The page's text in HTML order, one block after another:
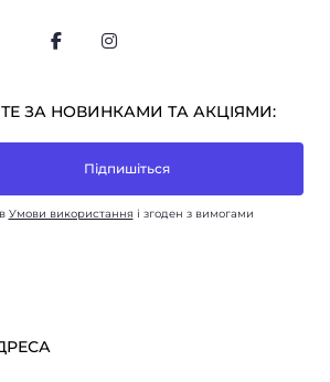
ЗА НОВИНКАМИ ТА АКЦІЯМИ:
Підпишіться
Умови використання і згоден з вимогами